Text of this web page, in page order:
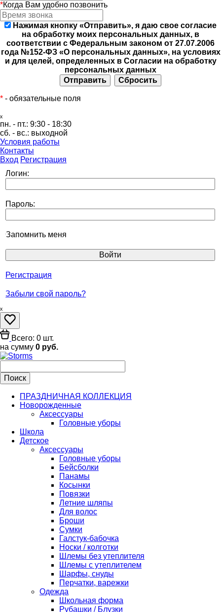
*Когда Вам удобно позвонить
Нажимая кнопку «Отправить», я даю свое согласие
на обработку моих персональных данных, в
соответствии с Федеральным законом от 27.07.2006
года №152-ФЗ «О персональных данных», на условиях
и для целей, определенных в Согласии на обработку
персональных данных
* - обязательные поля
ₓ
пн. - пт.: 9:30 - 18:30
сб. - вс.: выходной
Условия работы
Контакты
Вход Регистрация
Логин:
Пароль:
Запомнить меня
Регистрация
Забыли свой пароль?
ₓ
Всего: 0 шт.
на сумму 0 руб.
ПРАЗДНИЧНАЯ КОЛЛЕКЦИЯ
Новорожденные
Аксессуары
Головные уборы
Школа
Детское
Аксессуары
Головные уборы
Бейсболки
Панамы
Косынки
Повязки
Летние шляпы
Для волос
Броши
Сумки
Галстук-бабочка
Носки / колготки
Шлемы без утеплителя
Шлемы с утеплителем
Шарфы, снуды
Перчатки, варежки
Одежда
Школьная форма
Рубашки / Блузки